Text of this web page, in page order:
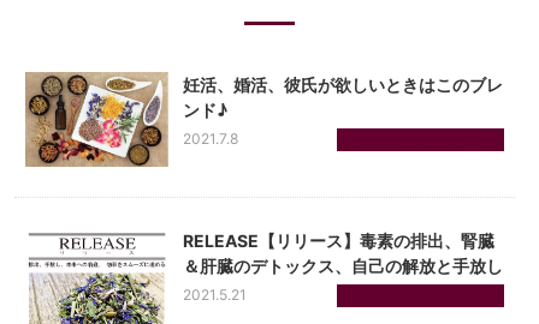
妊活、婚活、彼氏が欲しいときはこのブレ
ンド♪
2021.7.8
RELEASE【リリース】毒素の排出、腎臓
＆肝臓のデトックス、自己の解放と手放し
2021.5.21